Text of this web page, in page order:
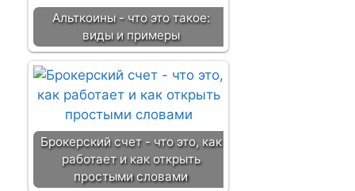
Альткоины - что это такое:
виды и примеры
Брокерский счет - что это, как
работает и как открыть
простыми словами